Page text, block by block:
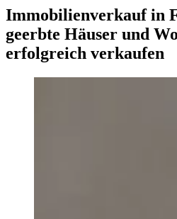
Immobilienverkauf in
geerbte Häuser und
erfolgreich verkaufen